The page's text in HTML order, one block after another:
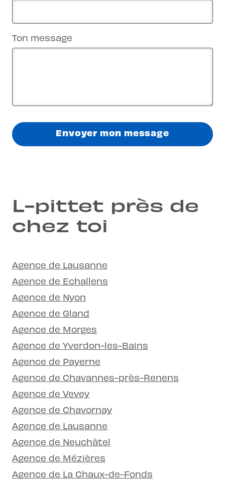
Ton message
Envoyer mon message
L-pittet près de
chez toi
Agence de Lausanne
Agence de Echallens
Agence de Nyon
Agence de Gland
Agence de Morges
Agence de Yverdon-les-Bains
Agence de Payerne
Agence de Chavannes-près-Renens
Agence de Vevey
Agence de Chavornay
Agence de Lausanne
Agence de Neuchâtel
Agence de Mézières
Agence de La Chaux-de-Fonds